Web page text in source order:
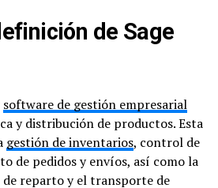
de Sage
software de gestión empresarial
y distribución de productos. Esta
gestión de inventarios, control de
de pedidos y envíos, así como la
reparto y el transporte de